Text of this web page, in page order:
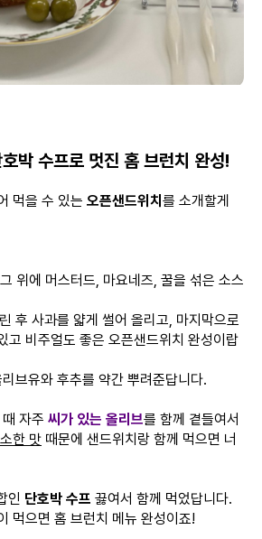
박 수프로 멋진 홈 브런치 완성!
먹을 수 있는 오픈샌드위치 를 소개할게
위에 머스터드, 마요네즈, 꿀을 섞은 소스
후 사과를 얇게 썰어 올리고, 마지막으로
고 비주얼도 좋은 오픈샌드위치 완성이랍
브유와 후추를 약간 뿌려준답니다.
자주 씨가 있는 올리브를 함께 곁들여서
한 맛 때문에 샌드위치랑 함께 먹으면 너
인 단호박 수프 끓여서 함께 먹었답니다.
먹으면 홈 브런치 메뉴 완성이죠!